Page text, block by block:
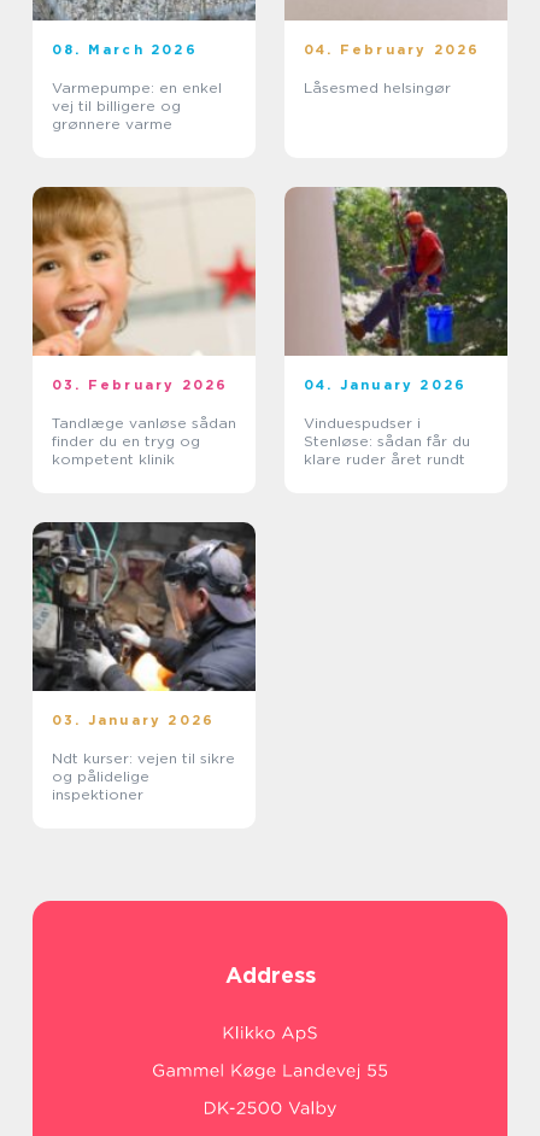
08. March 2026
Varmepumpe: en enkel
vej til billigere og
grønnere varme
04. February 2026
Låsesmed helsingør
03. February 2026
Tandlæge vanløse sådan
finder du en tryg og
kompetent klinik
04. January 2026
Vinduespudser i
Stenløse: sådan får du
klare ruder året rundt
03. January 2026
Ndt kurser: vejen til sikre
og pålidelige
inspektioner
Address